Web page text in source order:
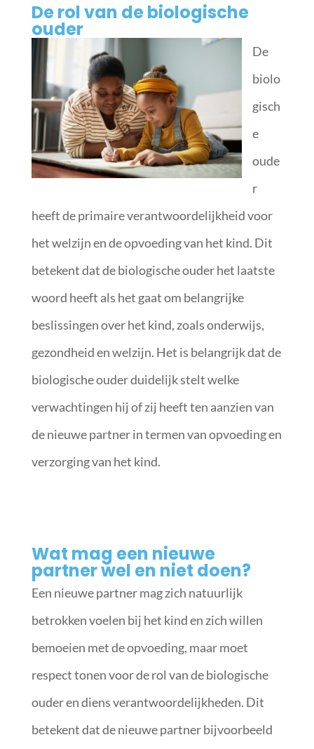
De rol van de biologische
ouder
De
biolo
gisch
e
oude
r
heeft de primaire verantwoordelijkheid voor
het welzijn en de opvoeding van het kind. Dit
betekent dat de biologische ouder het laatste
woord heeft als het gaat om belangrijke
beslissingen over het kind, zoals onderwijs,
gezondheid en welzijn. Het is belangrijk dat de
biologische ouder duidelijk stelt welke
verwachtingen hij of zij heeft ten aanzien van
de nieuwe partner in termen van opvoeding en
verzorging van het kind.
Wat mag een nieuwe
partner wel en niet doen?
Een nieuwe partner mag zich natuurlijk
betrokken voelen bij het kind en zich willen
bemoeien met de opvoeding, maar moet
respect tonen voor de rol van de biologische
ouder en diens verantwoordelijkheden. Dit
betekent dat de nieuwe partner bijvoorbeeld